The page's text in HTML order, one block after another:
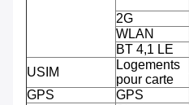
2G
WLAN
BT 4,1 LE
USIM
Logements
pour carte
GPS
GPS